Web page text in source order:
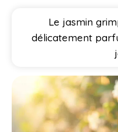
Le jasmin
délicatement